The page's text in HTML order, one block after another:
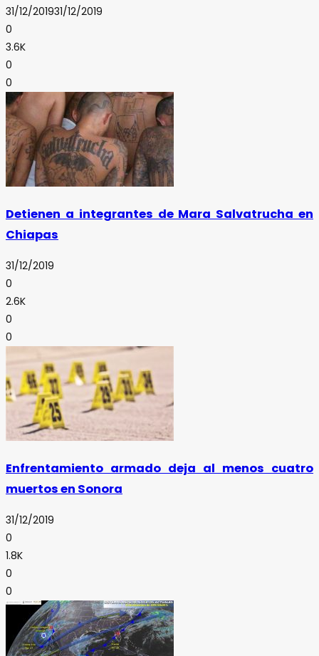
31/12/201931/12/2019
0
3.6K
0
0
Detienen a integrantes de Mara Salvatrucha en
Chiapas
31/12/2019
0
2.6K
0
0
Enfrentamiento armado deja al menos cuatro
muertos en Sonora
31/12/2019
0
1.8K
0
0